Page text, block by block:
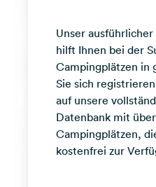
Media
Facebook
Instagram
Unser
hilft Ihnen bei der
Campingplätzen in
Sie sich
auf unsere
Datenbank mit
Campingplätzen,
kostenfrei zur